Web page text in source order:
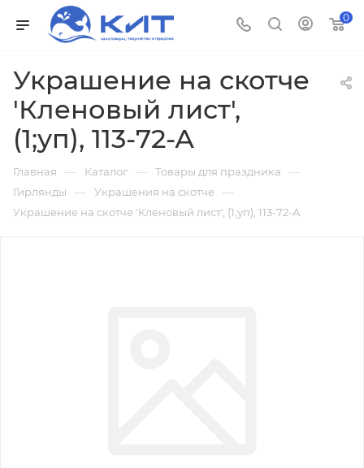
0
Украшение на скотче
'Кленовый лист',
(1;уп), 113-72-А
Главная — Каталог — Товары для праздника —
Гирлянды — Украшения на скотче —
Украшение на скотче 'Кленовый лист', (1;уп), 113-72-А